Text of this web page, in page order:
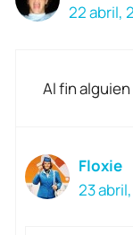
22 abril,
Al fin
Floxie
23